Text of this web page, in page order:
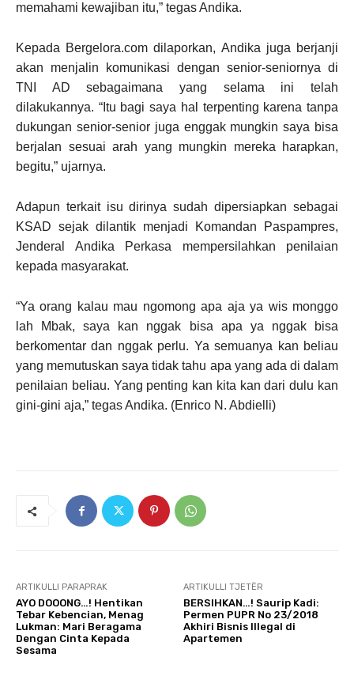
memahami kewajiban itu,” tegas Andika.
Kepada Bergelora.com dilaporkan, Andika juga berjanji
akan menjalin komunikasi dengan senior-seniornya di
TNI AD sebagaimana yang selama ini telah
dilakukannya. “Itu bagi saya hal terpenting karena tanpa
dukungan senior-senior juga enggak mungkin saya bisa
berjalan sesuai arah yang mungkin mereka harapkan,
begitu,” ujarnya.
Adapun terkait isu dirinya sudah dipersiapkan sebagai
KSAD sejak dilantik menjadi Komandan Paspampres,
Jenderal Andika Perkasa mempersilahkan penilaian
kepada masyarakat.
“Ya orang kalau mau ngomong apa aja ya wis monggo
lah Mbak, saya kan nggak bisa apa ya nggak bisa
berkomentar dan nggak perlu. Ya semuanya kan beliau
yang memutuskan saya tidak tahu apa yang ada di dalam
penilaian beliau. Yang penting kan kita kan dari dulu kan
gini-gini aja,” tegas Andika. (Enrico N. Abdielli)
ARTIKULLI PARAPRAK
AYO DOOONG…! Hentikan
Tebar Kebencian, Menag
Lukman: Mari Beragama
Dengan Cinta Kepada
Sesama
ARTIKULLI TJETËR
BERSIHKAN…! Saurip Kadi:
Permen PUPR No 23/2018
Akhiri Bisnis Illegal di
Apartemen